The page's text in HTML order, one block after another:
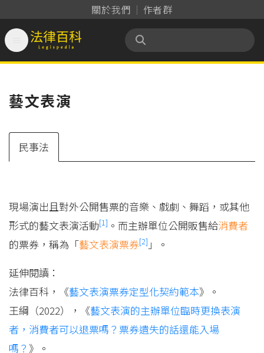
關於我們 作者群
法律百科 Legispedia
藝文表演
民事法
現場演出且對外公開售票的音樂、戲劇、舞蹈，或其他
形式的藝文表演活動[1] 。而主辦單位公開販售給消費者
的票券，稱為「藝文表演票券[2] 」。
延伸閱讀：
法律百科，《藝文表演票券定型化契約範本》。
王綱（2022），《藝文表演的主辦單位臨時更換表演
者，消費者可以退票嗎？票券遺失的話還能入場
嗎？ 》。